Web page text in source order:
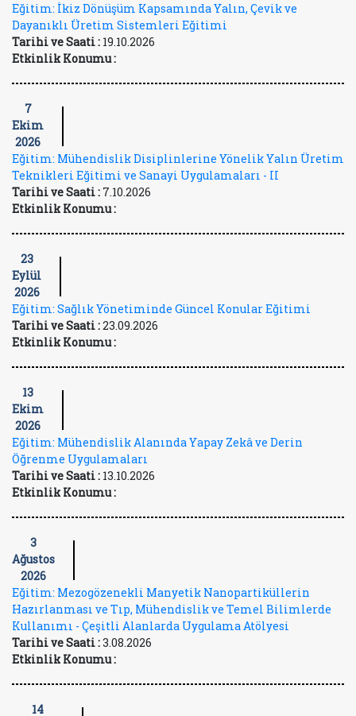
Eğitim: İkiz Dönüşüm Kapsamında Yalın, Çevik ve
Dayanıklı Üretim Sistemleri Eğitimi
Tarihi ve Saati : 19.10.2026
Etkinlik Konumu :
7
Ekim
2026
Eğitim: Mühendislik Disiplinlerine Yönelik Yalın Üretim
Teknikleri Eğitimi ve Sanayi Uygulamaları - II
Tarihi ve Saati : 7.10.2026
Etkinlik Konumu :
23
Eylül
2026
Eğitim: Sağlık Yönetiminde Güncel Konular Eğitimi
Tarihi ve Saati :23.09.2026
Etkinlik Konumu :
13
Ekim
2026
Eğitim: Mühendislik Alanında Yapay Zekâ ve Derin
Öğrenme Uygulamaları
Tarihi ve Saati : 13.10.2026
Etkinlik Konumu :
3
Ağustos
2026
Eğitim: Mezogözenekli Manyetik Nanopartiküllerin
Hazırlanması ve Tıp, Mühendislik ve Temel Bilimlerde
Kullanımı - Çeşitli Alanlarda Uygulama Atölyesi
Tarihi ve Saati :3.08.2026
Etkinlik Konumu :
14